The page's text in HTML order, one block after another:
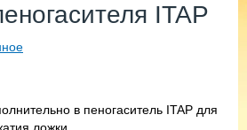
ITAP
в пеногаситель ITAP для